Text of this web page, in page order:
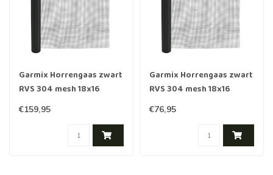
Garmix Horrengaas zwart
RVS 304 mesh 18x16
100cm, 30 meter
€159,95
Garmix Horrengaas zwart
RVS 304 mesh 18x16
100cm, 10 meter
€76,95